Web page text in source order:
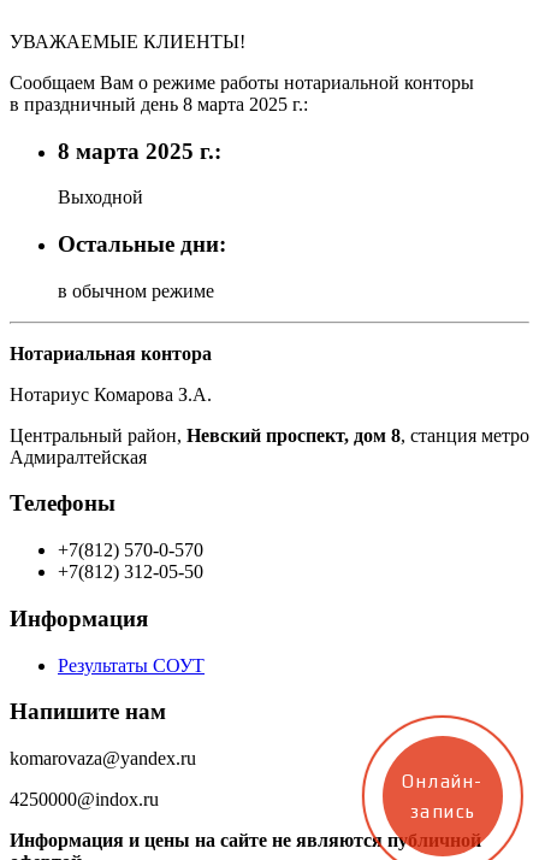
УВАЖАЕМЫЕ КЛИЕНТЫ!
Сообщаем Вам о режиме работы нотариальной конторы
в праздничный день 8 марта 2025 г.:
8 марта 2025 г.:
Выходной
Остальные дни:
в обычном режиме
Нотариальная контора
Нотариус Комарова З.А.
Центральный район, Невский проспект, дом 8, станция метро
Адмиралтейская
Телефоны
+7(812) 570-0-570
+7(812) 312-05-50
Информация
Результаты СОУТ
Напишите нам
komarovaza@yandex.ru
4250000@indox.ru
Информация и цены на сайте не являются публичной
Онлайн-
запись